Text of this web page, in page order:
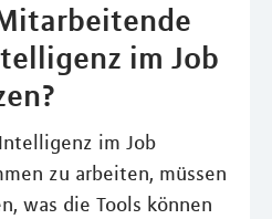
im Job
im Job
zu arbeiten, müssen
was die Tools können